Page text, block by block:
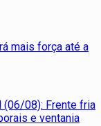
mais força até a
(06/08): Frente fria
e ventania